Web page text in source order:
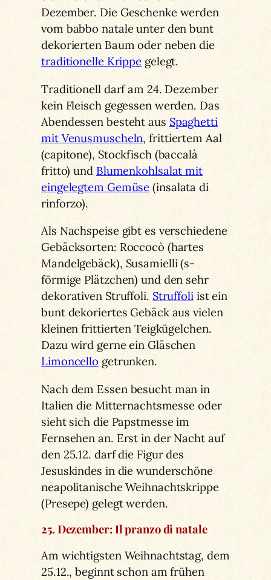
Dezember. Die Geschenke werden
vom babbo natale unter den bunt
dekorierten Baum oder neben die
traditionelle Krippe gelegt.
Traditionell darf am 24. Dezember
kein Fleisch gegessen werden. Das
Abendessen besteht aus Spaghetti
mit Venusmuscheln, frittiertem Aal
(capitone), Stockfisch (baccalà
fritto) und Blumenkohlsalat mit
eingelegtem Gemüse (insalata di
rinforzo).
Als Nachspeise gibt es verschiedene
Gebäcksorten: Roccocò (hartes
Mandelgebäck), Susamielli (s-
förmige Plätzchen) und den sehr
dekorativen Struffoli. Struffoliist ein
bunt dekoriertes Gebäck aus vielen
kleinen frittierten Teigkügelchen.
Dazu wird gerne ein Gläschen
Limoncello getrunken.
Nach dem Essen besucht man in
Italien die Mitternachtsmesse oder
sieht sich die Papstmesse im
Fernsehen an. Erst in der Nacht auf
den 25.12. darf die Figur des
Jesuskindes in die wunderschöne
neapolitanische Weihnachtskrippe
(Presepe) gelegt werden.
25. Dezember: Il pranzo di natale
Am wichtigsten Weihnachtstag, dem
25.12., beginnt schon am frühen